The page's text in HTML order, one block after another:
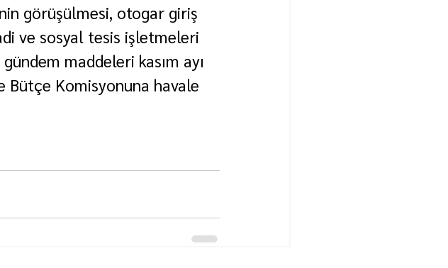
görüşülmesi, otogar giriş
ve sosyal tesis işletmeleri
maddeleri kasım ayı
Bütçe Komisyonuna havale